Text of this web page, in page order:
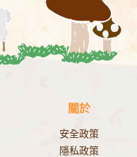
關於
安全政策
隱私政策